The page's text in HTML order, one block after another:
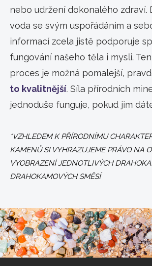
nebo udržení dokonalého zdraví.
voda se svým uspořádáním a
informací zcela jistě podporuje
fungování našeho těla i mysli.
proces je možná pomalejší,
to kvalitnější. Síla přírodních
jednoduše funguje, pokud jim
*VZHLEDEM K PŘÍRODNÍMU
KAMENŮ SI VYHRAZUJEME PRÁVO NA
VYOBRAZENÍ JEDNOTLIVÝCH
DRAHOKAMOVÝCH SMĚSÍ